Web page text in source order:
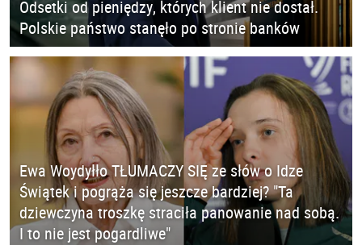
Odsetki od pieniędzy, których klient nie dostał.
Polskie państwo stanęło po stronie banków
Ewa Woydyłło TŁUMACZY SIĘ ze słów o Idze
Świątek i pogrąża się jeszcze bardziej? "Ta
dziewczyna troszkę straciła panowanie nad sobą.
I to nie jest pogardliwe"